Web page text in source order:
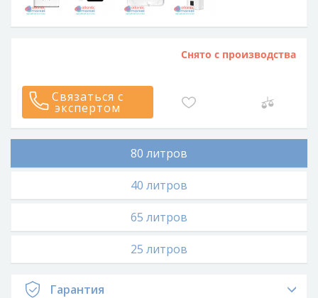
Снято с производства
Связаться с
экспертом
80 литров
40 литров
65 литров
25 литров
Гарантия